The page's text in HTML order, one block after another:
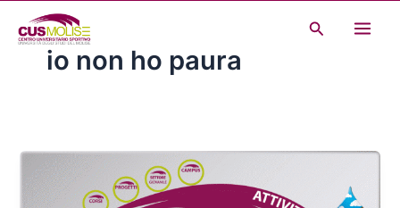
contenuto
Cerca
io non ho paura